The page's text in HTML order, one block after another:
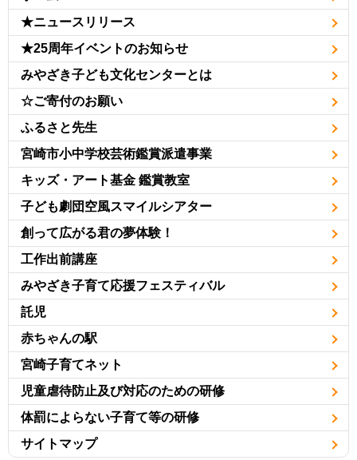
★ニュースリリース
★25周年イベントのお知らせ
みやざき子ども文化センターとは
☆ご寄付のお願い
ふるさと先生
宮崎市小中学校芸術鑑賞派遣事業
キッズ・アート基金 鑑賞教室
子ども劇団空風スマイルシアター
創って広がる君の夢体験！
工作出前講座
みやざき子育て応援フェスティバル
託児
赤ちゃんの駅
宮崎子育てネット
児童虐待防止及び対応のための研修
体罰によらない子育て等の研修
サイトマップ